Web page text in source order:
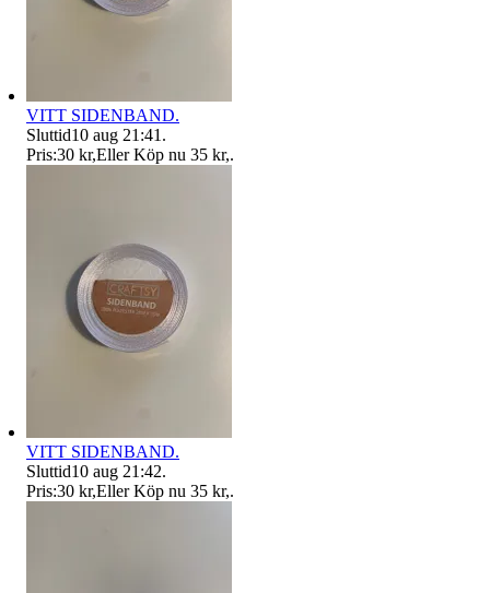
VITT SIDENBAND.
Sluttid10 aug 21:41 .
Pris:30 kr,Eller Köp nu 35 kr,.
VITT SIDENBAND.
Sluttid10 aug 21:42.
Pris:30 kr,Eller Köp nu 35 kr,.